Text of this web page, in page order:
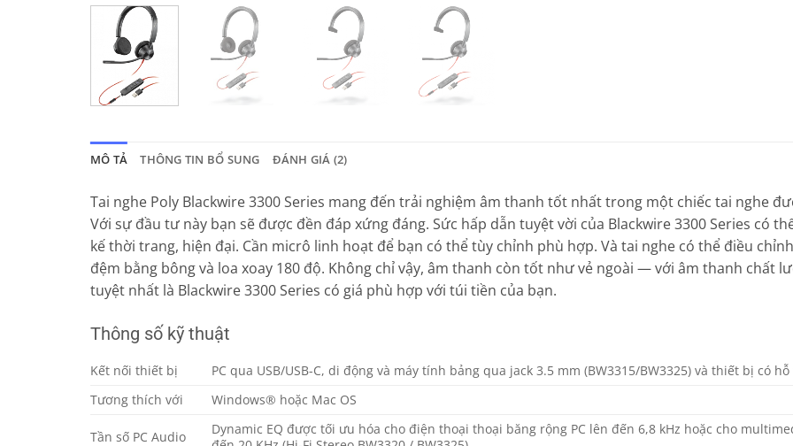
MÔ TẢ THÔNG TIN BỔ SUNG ĐÁNH GIÁ (2)
Tai nghe Poly Blackwire 3300 Series mang đến trải nghiệm âm thanh tốt nhất trong một chiếc tai nghe
Với sự đầu tư này bạn sẽ được đền đáp xứng đáng. Sức hấp dẫn tuyệt vời của Blackwire 3300 Series có
kế thời trang, hiện đại. Cần micrô linh hoạt để bạn có thể tùy chỉnh phù hợp. Và tai nghe có thể điều
đệm bằng bông và loa xoay 180 độ. Không chỉ vậy, âm thanh còn tốt như vẻ ngoài — với âm thanh chất
tuyệt nhất là Blackwire 3300 Series có giá phù hợp với túi tiền của bạn.
Thông số kỹ thuật
Kết nối thiết bị
PC qua USB/USB-C, di động và máy tính bảng qua jack 3.5 mm (BW3315/BW3325) và thiết bị có hỗ
Tương thích với
Windows® hoặc Mac OS
Tần số PC Audio
Dynamic EQ được tối ưu hóa cho điện thoại thoại băng rộng PC lên đến 6,8 kHz hoặc cho